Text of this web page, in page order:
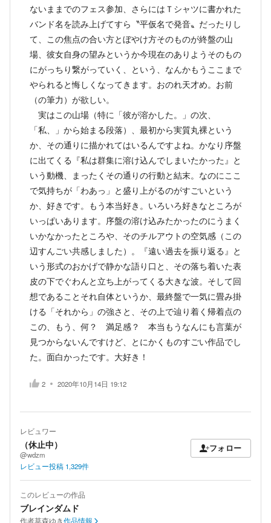
ないままでのフェス参加、さらにはＴシャツに書かれた
バンド名を読み上げてすら〝平仮名で発音〟だったりし
て、この焦点の合い方とぼやけ方そのものが終盤の山
場、彼女自身の望みというか今現在のありようそのもの
にがっちり繋がっていく、という、なんかもうここまで
やられると悔しくなってきます。おのれ天才め。お前
（の筆力）が欲しい。
実はこの山場（特に「彼が溶かした。」の次、
「私、」から始まる段落）、最初から実質丸裸という
か、その通りに描かれてはいるんですよね。かなり序盤
に出てくる『私は群集に溶け込んでしまいたかった』と
いう動機、まったくその通りの行動と結末。なのにここ
で気持ちが「わあっ」と盛り上がるのがすごいという
か、好きです。もう本当好き。いろいろ好きなところが
いっぱいあります。序盤の溶け込みたかったのにうまく
いかなかったところや、そのチルアウトの空気感（この
辺すんごい共感しました）。『遠い過去を振り返る』と
いう形式のおかげで静かな語り口と、その落ち着いた表
皮の下でぐわんと立ち上がってくる大きな波。そして回
想であることそれ自体というか、最終盤で一気に畳み掛
ける「それから」の強さと、その上で辿り着く帰着点の
この、もう、何？ 満足感？ 本当もうなんにも言葉が
見つからないんですけど、とにかくものすごい作品でし
た。面白かったです。大好き！
2 2020年10月14日 19:12
レビュワー
（休止中）
@wdzm
フォロー
レビュー投稿 1,329件
このレビューの作品
ブレインダムド
作者草森ゆき作品情報